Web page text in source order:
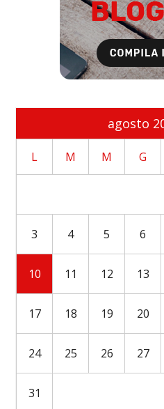
agosto
L M M G
3 4 5 6
10 11 12 13
17 18 19 20
24 25 26 27
31